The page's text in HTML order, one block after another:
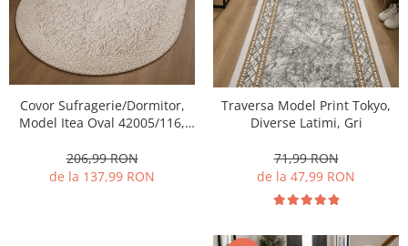
Covor Sufragerie/Dormitor,
Model Itea Oval 42005/116,
206,99 RON
de la 137,99 RON
Traversa Model Print Tokyo,
Diverse Latimi, Gri
71,99 RON
de la 47,99 RON